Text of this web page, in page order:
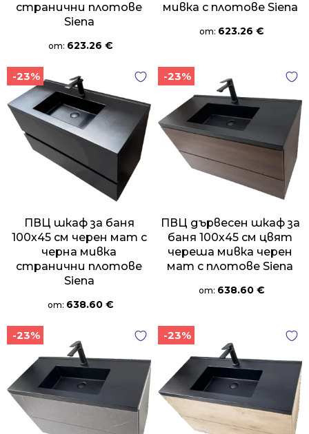
странични плотове
Siena
от: 623.26 €
мивка с плотове Siena
от: 623.26 €
-23%
ПВЦ шкаф за баня
100х45 см черен мат с
черна мивка
странични плотове
Siena
от: 638.60 €
-23%
ПВЦ дървесен шкаф за
баня 100х45 см цвят
череша мивка черен
мат с плотове Siena
от: 638.60 €
-23% -23%